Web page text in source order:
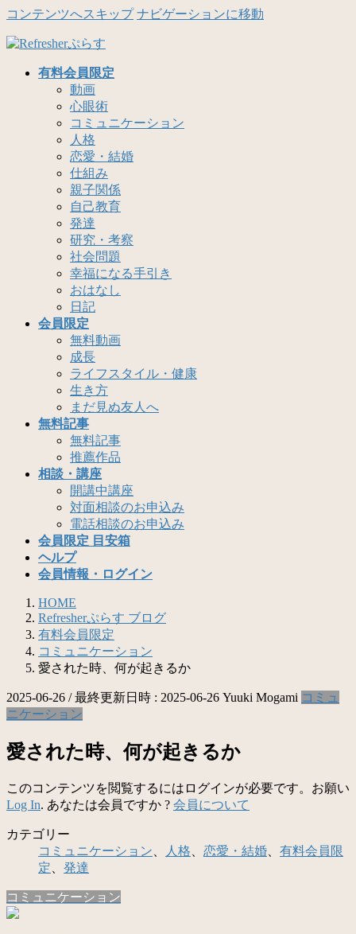
コンテンツへスキップ ナビゲーションに移動
有料会員限定
動画
心眼術
コミュニケーション
人格
恋愛・結婚
仕組み
親子関係
自己教育
発達
研究・考察
社会問題
幸福になる手引き
おはなし
日記
会員限定
無料動画
成長
ライフスタイル・健康
生き方
まだ見ぬ友人へ
無料記事
無料記事
推薦作品
相談・講座
開講中講座
対面相談のお申込み
電話相談のお申込み
会員限定 目安箱
ヘルプ
会員情報・ログイン
HOME
Refresherぷらす ブログ
有料会員限定
コミュニケーション
愛された時、何が起きるか
2025-06-26 / 最終更新日時 : 2025-06-26 Yuuki Mogami コミュ
ニケーション
愛された時、何が起きるか
このコンテンツを閲覧するにはログインが必要です。お願い
Log In. あなたは会員ですか ? 会員について
カテゴリー
コミュニケーション
人格 恋愛・結婚
有料会員限
定
発達
コミュニケーション